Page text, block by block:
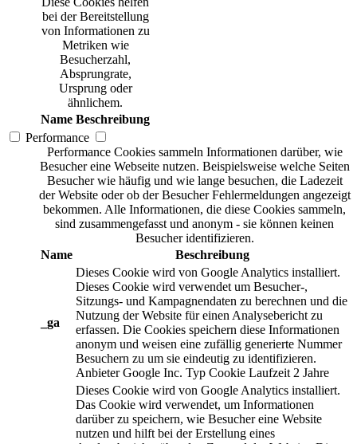
bei der Bereitstellung
von Informationen zu
Metriken wie
Besucherzahl,
Absprungrate,
Ursprung oder
ähnlichem.
Name Beschreibung
Performance
Performance Cookies sammeln Informationen darüber, wie
Besucher eine Webseite nutzen. Beispielsweise welche Seiten
Besucher wie häufig und wie lange besuchen, die Ladezeit
der Website oder ob der Besucher Fehlermeldungen angezeigt
bekommen. Alle Informationen, die diese Cookies sammeln,
sind zusammengefasst und anonym - sie können keinen
Besucher identifizieren.
Name
Beschreibung
_ga
Dieses Cookie wird von Google Analytics installiert.
Dieses Cookie wird verwendet um Besucher-,
Sitzungs- und Kampagnendaten zu berechnen und die
Nutzung der Website für einen Analysebericht zu
erfassen. Die Cookies speichern diese Informationen
anonym und weisen eine zufällig generierte Nummer
Besuchern zu um sie eindeutig zu identifizieren.
Anbieter Google Inc. Typ Cookie Laufzeit 2 Jahre
Dieses Cookie wird von Google Analytics installiert.
Das Cookie wird verwendet, um Informationen
darüber zu speichern, wie Besucher eine Website
nutzen und hilft bei der Erstellung eines